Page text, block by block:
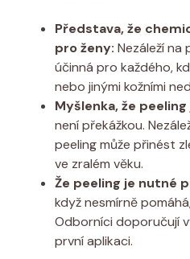
Představa, že
pro ženy: Nezáleží na
účinná pro každého,
nebo jinými kožními
Myšlenka, že
není překážkou.
peeling může přinést
ve zralém věku.
Že peeling je nutné
když nesmírně
Odborníci doporučují
první aplikaci.